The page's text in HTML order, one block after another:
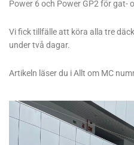
Power 6 och Power GP2 för gat-
Vi fick tillfälle att köra alla tre
under två dagar.
Artikeln läser du i Allt om MC